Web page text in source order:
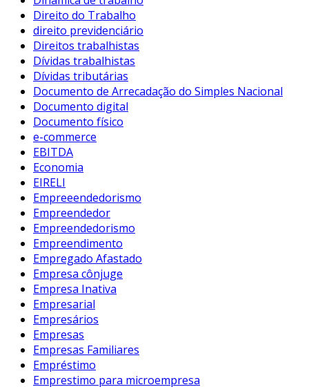
Direito do Trabalho
direito previdenciário
Direitos trabalhistas
Dívidas trabalhistas
Dívidas tributárias
Documento de Arrecadação do Simples Nacional
Documento digital
Documento físico
e-commerce
EBITDA
Economia
EIRELI
Empreeendedorismo
Empreendedor
Empreendedorismo
Empreendimento
Empregado Afastado
Empresa cônjuge
Empresa Inativa
Empresarial
Empresários
Empresas
Empresas Familiares
Empréstimo
Emprestimo para microempresa